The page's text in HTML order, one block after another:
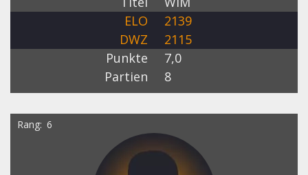
ELO
2139
DWZ
2115
Punkte
7,0
Partien
8
Rang 6